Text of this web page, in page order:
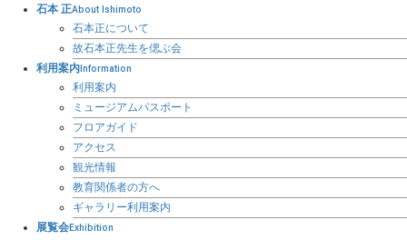
石本 正About Ishimoto
石本正について
故石本正先生を偲ぶ会
利用案内 Information
利用案内
ミュージアムパスポート
フロアガイド
アクセス
観光情報
教育関係者の方へ
ギャラリー利用案内
展覧会Exhibition